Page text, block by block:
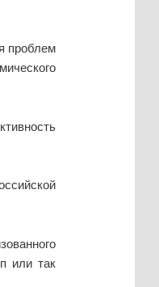
проблем
или так